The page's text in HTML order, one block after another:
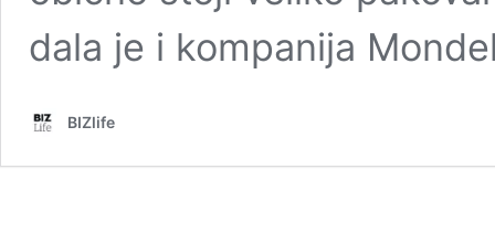
dala je i kompanija
BIZlife